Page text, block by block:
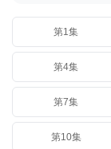
第1集
第4集
第7集
第10集